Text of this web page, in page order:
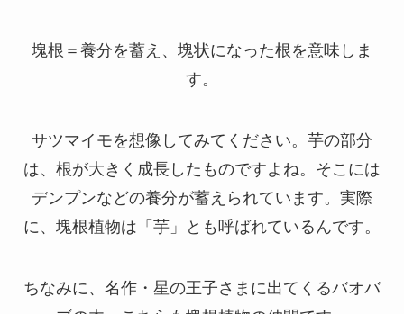
塊根＝養分を蓄え、塊状になった根を意味しま
す。
サツマイモを想像してみてください。芋の部分
は、根が大きく成長したものですよね。そこには
デンプンなどの養分が蓄えられています。実際
に、塊根植物は「芋」とも呼ばれているんです。
ちなみに、名作・星の王子さまに出てくるバオバ